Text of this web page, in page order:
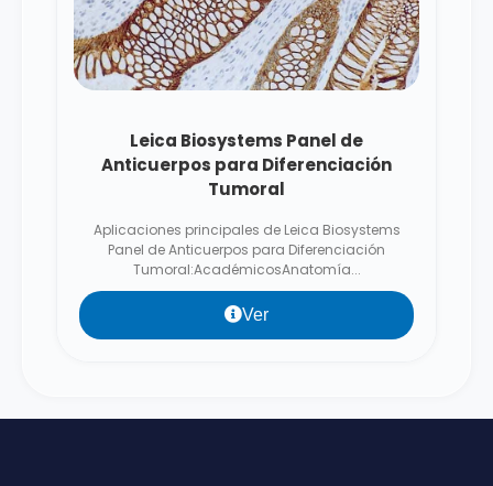
Leica Biosystems Panel de
Anticuerpos para Diferenciación
Tumoral
Aplicaciones principales de Leica Biosystems
Panel de Anticuerpos para Diferenciación
Tumoral:AcadémicosAnatomía...
Ver